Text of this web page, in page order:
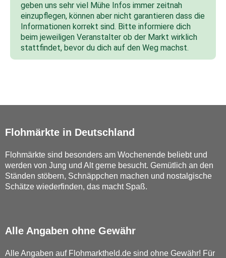
geben uns sehr viel Mühe Infos immer zeitnah
einzupflegen, können aber nicht garantieren dass die
Informationen korrekt sind. Bitte informiere dich
beim jeweiligen Veranstalter ob der Markt wirklich
stattfindet, bevor du dich auf den Weg machst.
Flohmärkte in Deutschland
Flohmärkte sind besonders am Wochenende beliebt und
werden von Jung und Alt gerne besucht. Gemütlich an den
Ständen stöbern, Schnäppchen machen und nostalgische
Schätze wiederfinden, das macht Spaß.
Alle Angaben ohne Gewähr
Alle Angaben auf Flohmarktheld.de sind ohne Gewähr! Für